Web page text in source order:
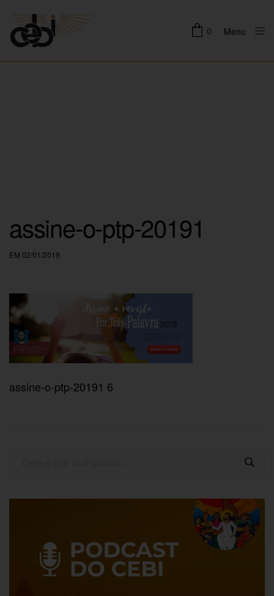
0 Menu
assine-o-ptp-20191
EM 02/01/2019
assine-o-ptp-20191 6